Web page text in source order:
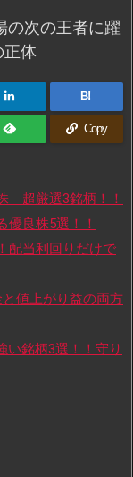
次へ
の次の王者に躍
正体
B!
Copy
超厳選3銘柄！！
優良株5選！！
配当利回りだけで
と値上がり益の両方
い銘柄3選！！守り